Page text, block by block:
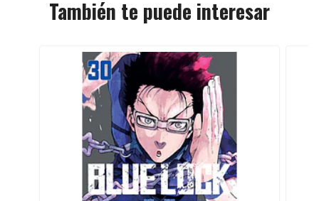
También te puede interesar